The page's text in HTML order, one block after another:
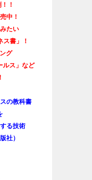
！
中！
たい
ス書」！
グ
ルス」など
の教科書
る技術
社）